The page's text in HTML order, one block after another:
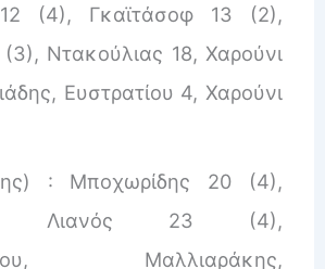
12 (4), Γκαϊτάσοφ 13 (2),
Ντακούλιας 18, Χαρούνι
Ευστρατίου 4, Χαρούνι
: Μποχωρίδης 20 (4),
Λιανός 23 (4),
Μαλλιαράκης,